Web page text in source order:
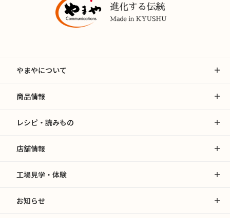
やまやについて
商品情報
レシピ・読みもの
店舗情報
工場見学・体験
お知らせ